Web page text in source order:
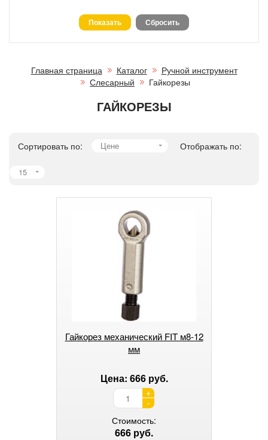
Главная страница Каталог
Ручной инструмент
Слесарный
Гайкорезы
ГАЙКОРЕЗЫ
Сортировать по: Цене Отображать по:
15
Гайкорез механический FIT м8-12
мм
Цена: 666 руб.
+
-
Стоимость:
666 руб.